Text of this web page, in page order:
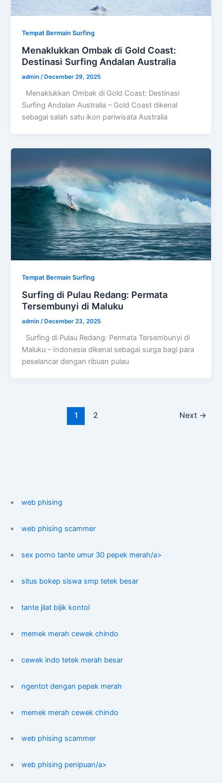
Tempat Bermain Surfing
Menaklukkan Ombak di Gold Coast:
Destinasi Surfing Andalan Australia
admin/December 29, 2025
Menaklukkan Ombak di Gold Coast: Destinasi
Surfing Andalan Australia – Gold Coast dikenal
sebagai salah satu ikon pariwisata Australia
Tempat Bermain Surfing
Surfing di Pulau Redang: Permata
Tersembunyi di Maluku
admin/ December 23, 2025
Surfing di Pulau Redang: Permata Tersembunyi di
Maluku – Indonesia dikenal sebagai surga bagi para
peselancar dengan ribuan pulau
1 2 Next →
web phising
web phising scammer
sex porno tante umur 30 pepek merah/a>
situs bokep siswa smp tetek besar
tante jilat bijik kontol
memek merah cewek chindo
cewek indo tetek merah besar
ngentot dengan pepek merah
memek merah cewek chindo
web phising scammer
web phising penipuan/a>